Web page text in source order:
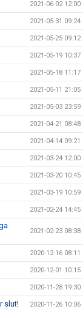
2021-06-02 12:00
2021-05-31 09:24
2021-05-25 09:12
2021-05-19 10:37
2021-05-18 11:17
2021-05-11 21:05
2021-05-03 23:59
2021-04-21 08:48
2021-04-14 09:21
2021-03-24 12:00
2021-03-20 10:45
2021-03-19 10:59
2021-02-24 14:45
2021-02-23 08:38
2020-12-16 08:11
2020-12-01 10:15
2020-11-28 19:30
slut! 2020-11-26 10:06